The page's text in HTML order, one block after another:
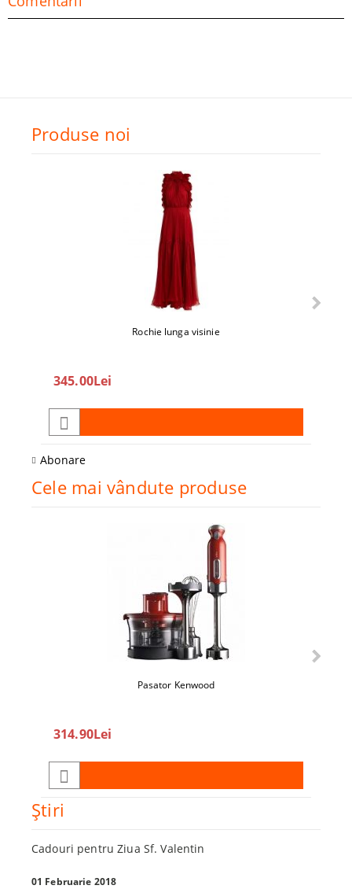
Produse noi
Rochie lunga visinie
345.00Lei
Abonare
Cele mai vândute produse
Pasator Kenwood
314.90Lei
Ştiri
Cadouri pentru Ziua Sf. Valentin
01 Februarie 2018